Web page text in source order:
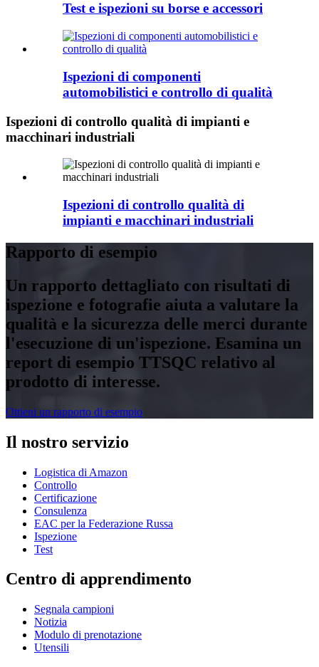
Test e ispezioni su borse e accessori
Ispezioni di componenti
automobilistici e controllo di qualità
Ispezioni di controllo qualità di impianti e
macchinari industriali
Ispezioni di controllo qualità di
impianti e macchinari industriali
Rapporto di esempio
Un rapporto dettagliato con risultati di
ispezione e fotografie aiuta a valutare la
qualità e la sicurezza delle merci durante
l'esecuzione di un'ispezione. Esamina un
report di esempio TTSQC relativo al
prodotto di interesse.
Ottieni un rapporto di esempio
Il nostro servizio
Logistica di Amazon
Controllo
Certificazione
Consulenza
EAC per la Federazione Russa
Ispezione
Test
Centro di apprendimento
Segnala campioni
Notizia
Modulo di prenotazione
Utensili